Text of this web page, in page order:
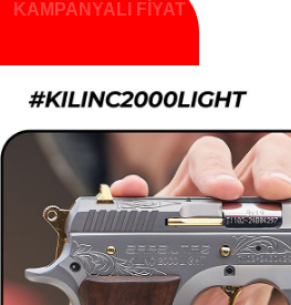
KAMPANYALI FİYAT